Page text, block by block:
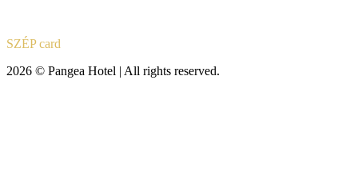
SZÉP card
2026 © Pangea Hotel | All rights reserved.